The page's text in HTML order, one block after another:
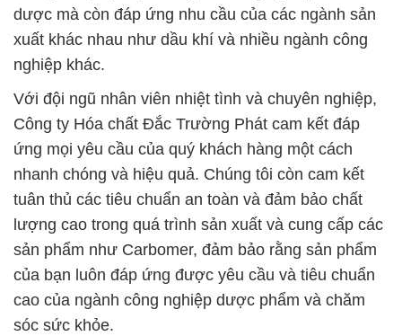
dược mà còn đáp ứng nhu cầu của các ngành sản
xuất khác nhau như dầu khí và nhiều ngành công
nghiệp khác.
Với đội ngũ nhân viên nhiệt tình và chuyên nghiệp,
Công ty Hóa chất Đắc Trường Phát cam kết đáp
ứng mọi yêu cầu của quý khách hàng một cách
nhanh chóng và hiệu quả. Chúng tôi còn cam kết
tuân thủ các tiêu chuẩn an toàn và đảm bảo chất
lượng cao trong quá trình sản xuất và cung cấp các
sản phẩm như Carbomer, đảm bảo rằng sản phẩm
của bạn luôn đáp ứng được yêu cầu và tiêu chuẩn
cao của ngành công nghiệp dược phẩm và chăm
sóc sức khỏe.